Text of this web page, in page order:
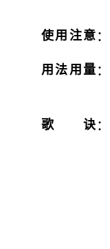
使用注意：
用法用量：
歌诀：